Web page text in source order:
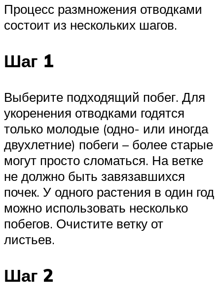
Процесс размножения отводками
состоит из нескольких шагов.
Шаг 1
Выберите подходящий побег. Для
укоренения отводками годятся
только молодые (одно- или иногда
двухлетние) побеги – более старые
могут просто сломаться. На ветке
не должно быть завязавшихся
почек. У одного растения в один год
можно использовать несколько
побегов. Очистите ветку от
листьев.
Шаг 2